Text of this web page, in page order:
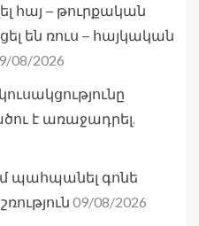
հայ – թուրքական
են ռուս – հայկական
08/2026
է առաջադրել.
պահպանել գոնե
09/08/2026